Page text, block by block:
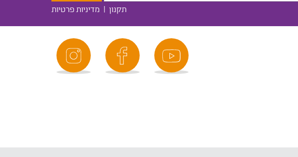
תקנון | מדיניות פרטיות